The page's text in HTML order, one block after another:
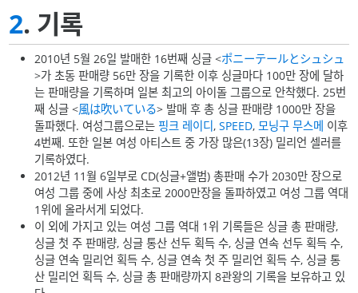
2. 기록
2010년 5월 26일 발매한 16번째 싱글 <ポニーテールとシュシュ
>가 초동 판매량 56만 장을 기록한 이후 싱글마다 100만 장에 달하
는 판매량을 기록하며 일본 최고의 아이돌 그룹으로 안착했다. 25번
째 싱글 <風は吹いている> 발매 후 총 싱글 판매량 1000만 장을
돌파했다. 여성그룹으로는 핑크 레이디,SPEED,모닝구 무스메 이후
4번째. 또한 일본 여성 아티스트 중 가장 많은(13장) 밀리언 셀러를
기록하였다.
2012년 11월 6일부로 CD(싱글+앨범) 총판매 수가 2030만 장으로
여성 그룹 중에 사상 최초로 2000만장을 돌파하였고 여성 그룹 역대
1위에 올라서게 되었다.
이 외에 가지고 있는 여성 그룹 역대 1위 기록들은 싱글 총 판매량,
싱글 첫 주 판매량, 싱글 통산 선두 획득 수, 싱글 연속 선두 획득 수,
싱글 연속 밀리언 획득 수, 싱글 연속 첫 주 밀리언 획득 수, 싱글 통
산 밀리언 획득 수, 싱글 총 판매량까지 8관왕의 기록을 보유하고 있